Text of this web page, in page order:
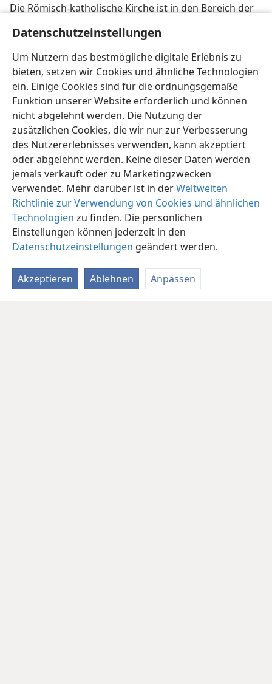
Datenschutzeinstellungen
Um Nutzern das bestmögliche digitale Erlebnis zu
bieten, setzen wir Cookies und ähnliche Technologien
ein. Einige Cookies sind für die ordnungsgemäße
Funktion unserer Website erforderlich und können
nicht abgelehnt werden. Die Nutzung der
zusätzlichen Cookies, die wir nur zur Verbesserung
des Nutzererlebnisses verwenden, kann akzeptiert
oder abgelehnt werden. Keine dieser Daten werden
jemals verkauft oder zu Marketingzwecken
verwendet. Mehr darüber ist in derWeltweiten
Richtlinie zur Verwendung von Cookies und ähnlichen
Technologien zu finden. Die persönlichen
Einstellungen können jederzeit in den
Datenschutzeinstellungen geändert werden.
Akzeptieren Ablehnen Anpassen
Die Römisch-katholische Kirche ist in den Bereich der
NW) zu finden ist: „… die da die Wahrheit Gottes mit
der Lüge vertauschten und der Schöpfung mehr
Verehrung und heiligen Dienst darbrachten als dem
Schöpfer, welcher gesegnet ist ewiglich.“